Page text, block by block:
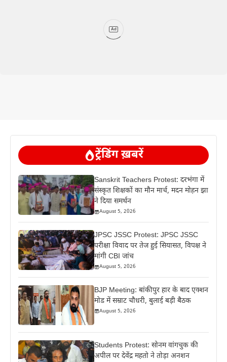
Ad
ट्रेंडिंग ख़बरें
Sanskrit Teachers Protest: दरभंगा में
संस्कृत शिक्षकों का मौन मार्च, मदन मोहन झा
ने दिया समर्थन
August 5, 2026
JPSC JSSC Protest: JPSC JSSC
परीक्षा विवाद पर तेज हुई सियासत, विपक्ष ने
मांगी CBI जांच
August 5, 2026
BJP Meeting: बांकीपुर हार के बाद एक्शन
मोड में सम्राट चौधरी, बुलाई बड़ी बैठक
August 5, 2026
Students Protest: सोनम वांगचुक की
अपील पर देवेंद्र महतो ने तोड़ा अनशन